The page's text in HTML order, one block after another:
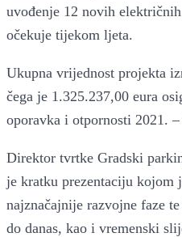
uvođenje 12 novih
očekuje tijekom ljeta.
Ukupna vrijednost projekta
čega je 1.325.237,00 eura
oporavka i otpornosti 2021.
Direktor tvrtke Gradski
je kratku prezentaciju kojom
najznačajnije razvojne faze
do danas, kao i vremenski